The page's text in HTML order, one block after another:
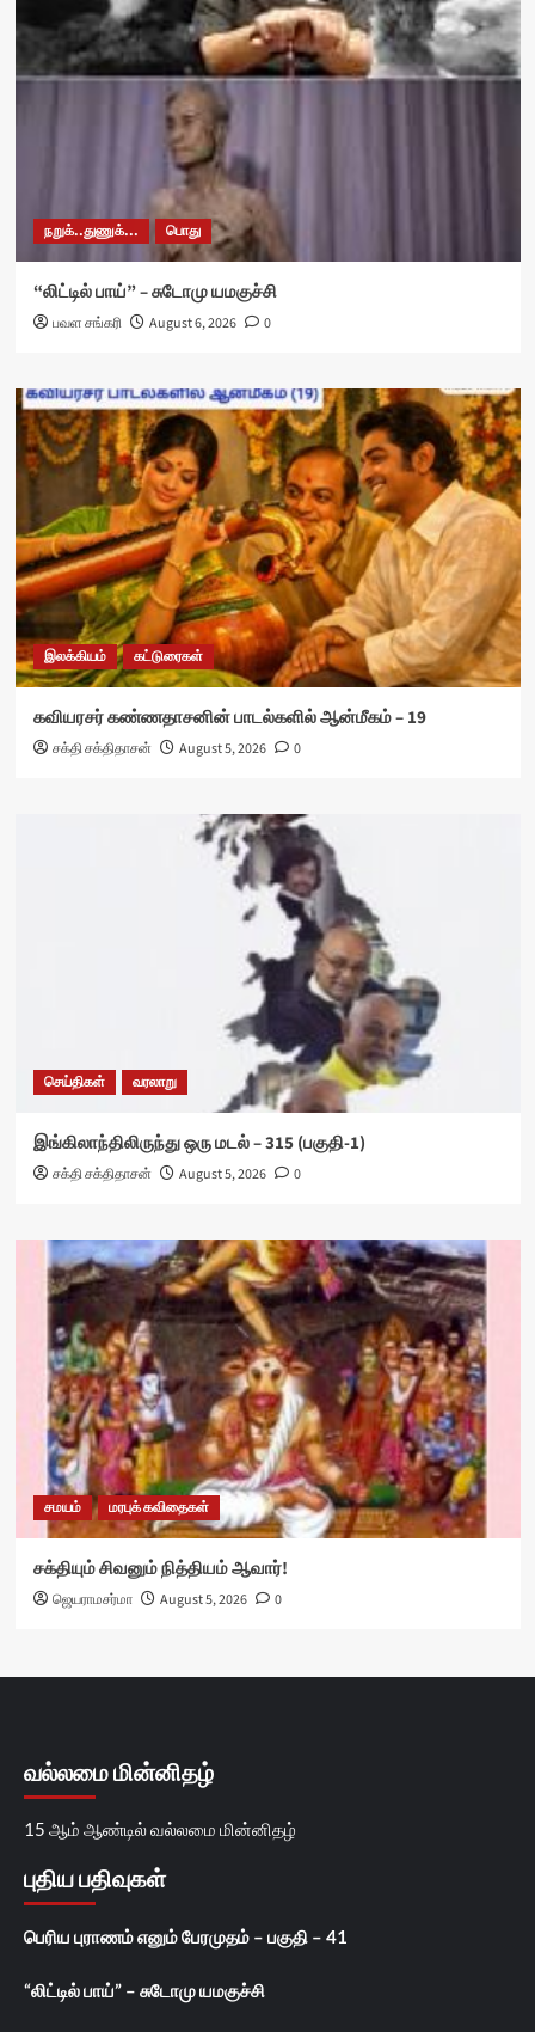
நறுக்..துணுக்... பொது
“லிட்டில் பாய்” – சுடோமு யமகுச்சி
பவள சங்கரி August 6, 2026 0
இலக்கியம் கட்டுரைகள்
கவியரசர் கண்ணதாசனின் பாடல்களில் ஆன்மீகம் – 19
சக்தி சக்திதாசன் August 5, 2026 0
செய்திகள் வரலாறு
இங்கிலாந்திலிருந்து ஒரு மடல் – 315 (பகுதி-1)
சக்தி சக்திதாசன் August 5, 2026 0
சமயம் மரபுக் கவிதைகள்
சக்தியும் சிவனும் நித்தியம் ஆவார்!
ஜெயராமசர்மா August 5, 2026 0
வல்லமை மின்னிதழ்
15 ஆம் ஆண்டில் வல்லமை மின்னிதழ்
புதிய பதிவுகள்
பெரிய புராணம் எனும் பேரமுதம் – பகுதி – 41
“லிட்டில் பாய்” – சுடோமு யமகுச்சி